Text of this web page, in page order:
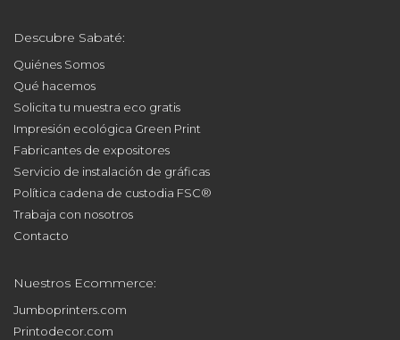
Descubre Sabaté:
Quiénes Somos
Qué hacemos
Solicita tu muestra eco gratis
Impresión ecológica Green Print
Fabricantes de expositores
Servicio de instalación de gráficas
Política cadena de custodia FSC®
Trabaja con nosotros
Contacto
Nuestros Ecommerce:
Jumboprinters.com
Printodecor.com